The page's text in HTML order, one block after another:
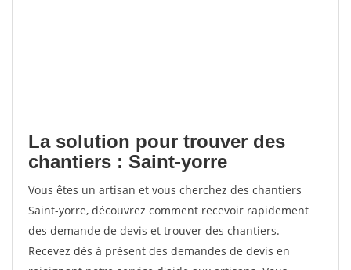
La solution pour trouver des
chantiers : Saint-yorre
Vous êtes un artisan et vous cherchez des chantiers
Saint-yorre, découvrez comment recevoir rapidement
des demande de devis et trouver des chantiers.
Recevez dès à présent des demandes de devis en